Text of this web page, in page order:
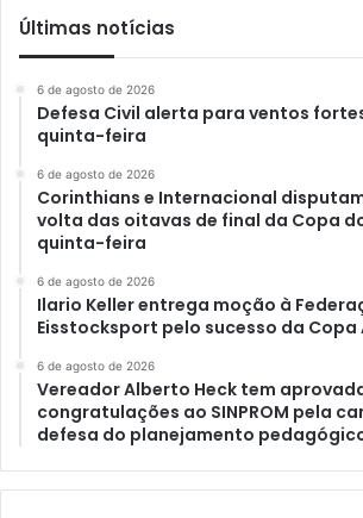
Últimas notícias
6 de agosto de 2026
Defesa Civil alerta para ventos
quinta-feira
6 de agosto de 2026
Corinthians e Internacional
volta das oitavas de final da Copa
quinta-feira
6 de agosto de 2026
Ilario Keller entrega moção à
Eisstocksport pelo sucesso da Copa
6 de agosto de 2026
Vereador Alberto Heck tem
congratulações ao SINPROM pela
defesa do planejamento